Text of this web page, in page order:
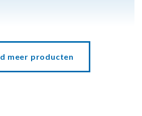
meer producten